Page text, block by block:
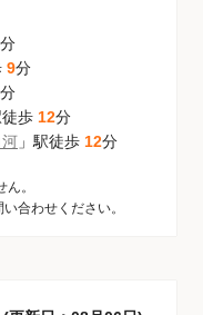
分
9分
分
徒歩 12分
」駅徒歩 12分
。
合わせください。